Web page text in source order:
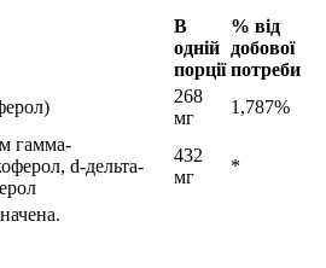
В
одній
порції
% від
добової
потреби
268
мг
1,787%
гамма-
d-дельта-
432
мг
*